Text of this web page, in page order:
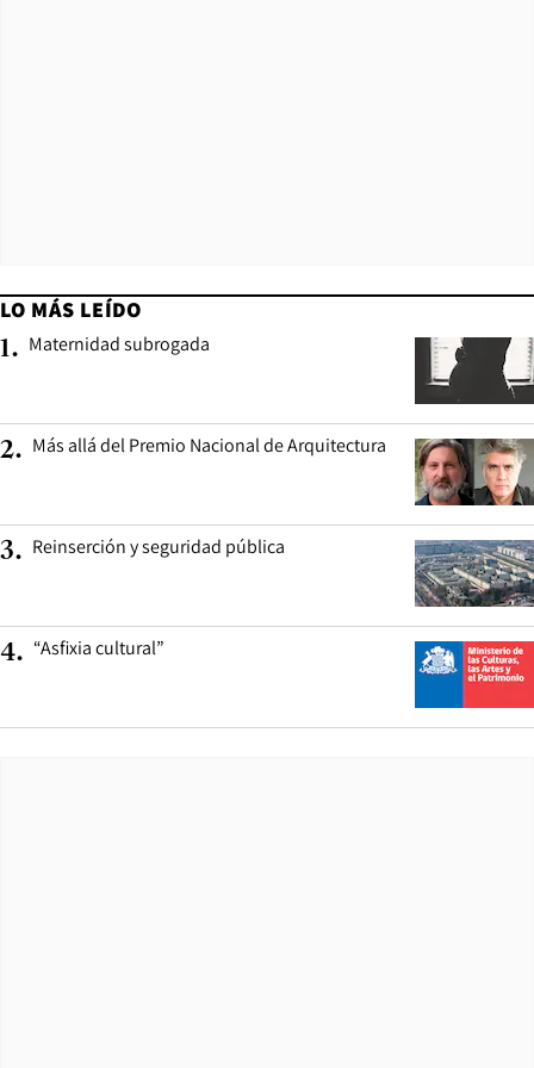
LO MÁS LEÍDO
1. Maternidad subrogada
2. Más allá del Premio Nacional de Arquitectura
3. Reinserción y seguridad pública
4. “Asfixia cultural”